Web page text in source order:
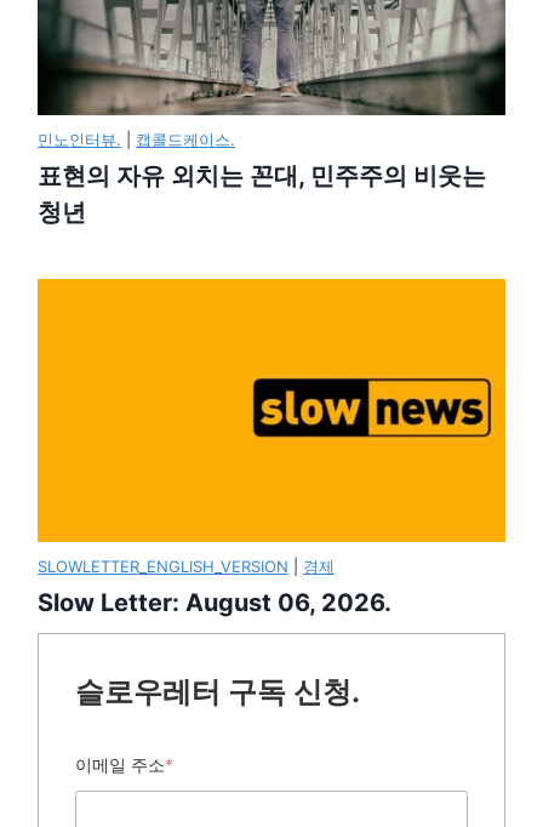
민노인터뷰. 캡콜드케이스.
표현의 자유 외치는 꼰대, 민주주의 비웃는
청년
SLOWLETTER_ENGLISH_VERSION 경제
Slow Letter: August 06, 2026.
슬로우레터 구독 신청.
이메일 주소*